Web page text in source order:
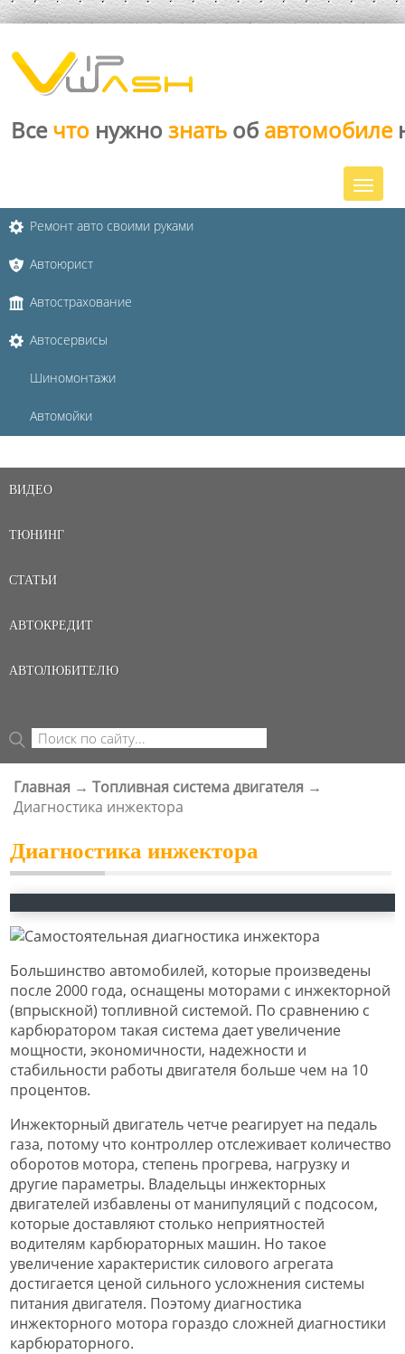
Все что нужно знать об автомобиле
Ремонт авто своими руками
Автоюрист
Автострахование
Автосервисы
Шиномонтажи
Автомойки
ВИДЕО
ТЮНИНГ
СТАТЬИ
АВТОКРЕДИТ
АВТОЛЮБИТЕЛЮ
ФОРМА ПОИСКА
Поиск
ВЫ ЗДЕСЬ
Главная → Топливная система двигателя →
Диагностика инжектора
Диагностика инжектора
Большинство автомобилей, которые произведены
после 2000 года, оснащены моторами с инжекторной
(впрыскной) топливной системой. По сравнению с
карбюратором такая система дает увеличение
мощности, экономичности, надежности и
стабильности работы двигателя больше чем на 10
процентов.
Инжекторный двигатель четче реагирует на педаль
газа, потому что контроллер отслеживает количество
оборотов мотора, степень прогрева, нагрузку и
другие параметры. Владельцы инжекторных
двигателей избавлены от манипуляций с подсосом,
которые доставляют столько неприятностей
водителям карбюраторных машин. Но такое
увеличение характеристик силового агрегата
достигается ценой сильного усложнения системы
питания двигателя. Поэтому диагностика
инжекторного мотора гораздо сложней диагностики
карбюраторного.